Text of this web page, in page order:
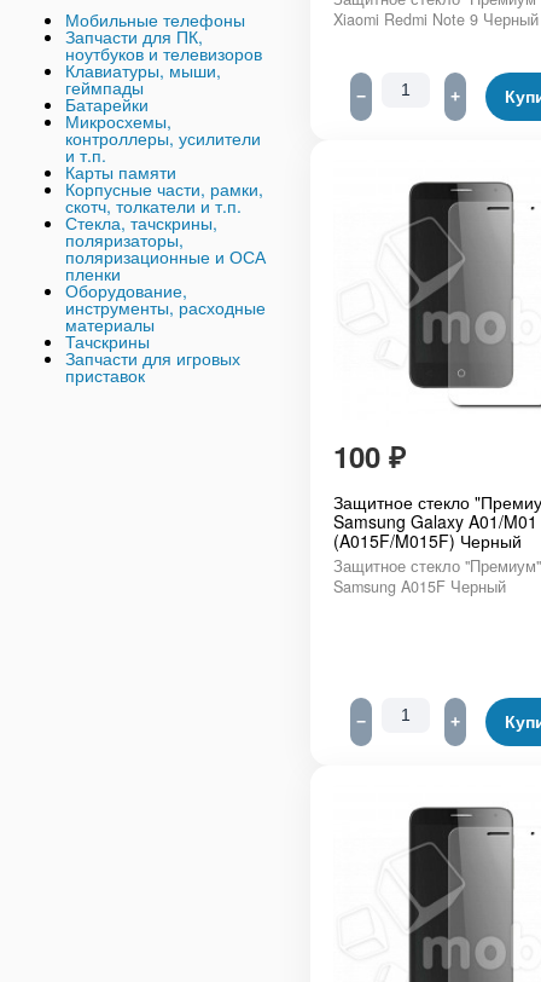
Мобильные телефоны
Запчасти для ПК,
ноутбуков и телевизоров
Клавиатуры, мыши,
геймпады
Батарейки
Микросхемы,
контроллеры, усилители
и т.п.
Карты памяти
Корпусные части, рамки,
скотч, толкатели и т.п.
Стекла, тачскрины,
поляризаторы,
поляризационные и ОСА
пленки
Оборудование,
инструменты, расходные
материалы
Тачскрины
Запчасти для игровых
приставок
Xiaomi Redmi Note 9 Черный
− +
100 ₽
Защитное стекло
Samsung Galaxy A01/M01
(A015F/M015F) Черный
Защитное стекло
Samsung A015F Черный
− +